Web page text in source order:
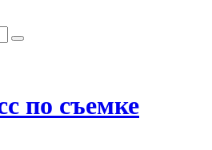
по съемке